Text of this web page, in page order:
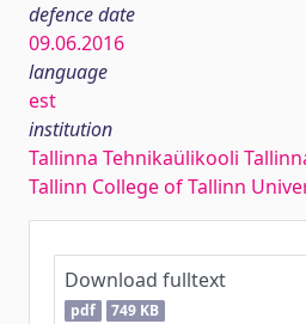
defence date
09.06.2016
language
est
institution
Tallinna Tehnikaülikooli
Tallinn College of Tallinn
Download fulltext
pdf 749 KB